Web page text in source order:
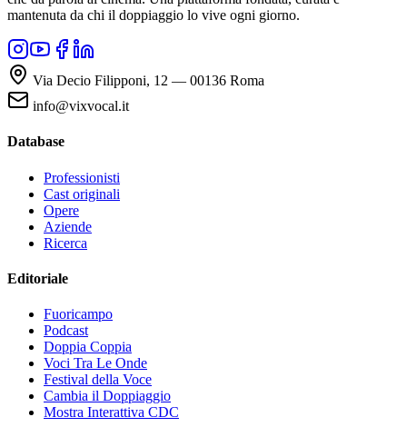
mantenuta da chi il doppiaggio lo vive ogni giorno.
Via Decio Filipponi, 12 — 00136 Roma
info@vixvocal.it
Database
Professionisti
Cast originali
Opere
Aziende
Ricerca
Editoriale
Fuoricampo
Podcast
Doppia Coppia
Voci Tra Le Onde
Festival della Voce
Cambia il Doppiaggio
Mostra Interattiva CDC